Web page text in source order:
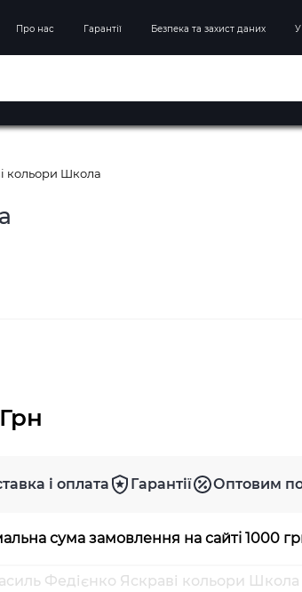
Про нас Гарантії Безпека та захист даних
кольори Школа
і оплата Гарантії Оптовим
сума замовлення на сайті 1000
Федієнко Яскраві кольори Школа